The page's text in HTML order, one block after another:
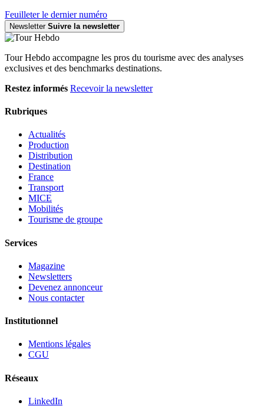
Feuilleter le dernier numéro
Newsletter Suivre la newsletter
Tour Hebdo accompagne les pros du tourisme avec des analyses
exclusives et des benchmarks destinations.
Restez informés Recevoir la newsletter
Rubriques
Actualités
Production
Distribution
Destination
France
Transport
MICE
Mobilités
Tourisme de groupe
Services
Magazine
Newsletters
Devenez annonceur
Nous contacter
Institutionnel
Mentions légales
CGU
Réseaux
LinkedIn